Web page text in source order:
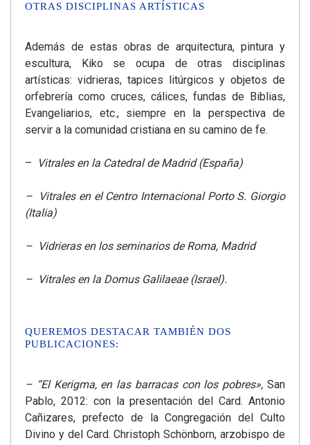
OTRAS DISCIPLINAS ARTÍSTICAS
Además de estas obras de arquitectura, pintura y
escultura, Kiko se ocupa de otras disciplinas
artísticas: vidrieras, tapices litúrgicos y objetos de
orfebrería como cruces, cálices, fundas de Biblias,
Evangeliarios, etc., siempre en la perspectiva de
servir a la comunidad cristiana en su camino de fe.
– Vitrales en la Catedral de Madrid (España)
– Vitrales en el Centro Internacional Porto S. Giorgio
(Italia)
– Vidrieras en los seminarios de Roma, Madrid
– Vitrales en la Domus Galilaeae (Israel).
QUEREMOS DESTACAR TAMBIÉN DOS
PUBLICACIONES:
– “El Kerigma, en las barracas con los pobres», San
Pablo, 2012: con la presentación del Card. Antonio
Cañizares, prefecto de la Congregación del Culto
Divino y del Card. Christoph Schönborn, arzobispo de